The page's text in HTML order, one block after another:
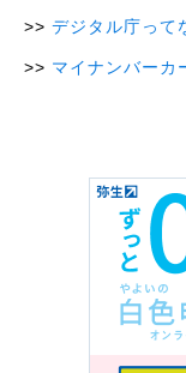
デジタル庁って
マイナンバーカ